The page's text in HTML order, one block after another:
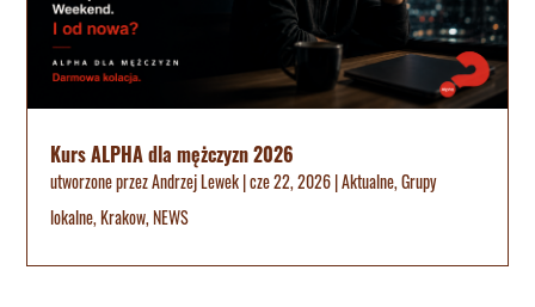
Kurs ALPHA dla mężczyzn 2026
utworzone przezAndrzej Lewek|cze 22, 2026|Aktualne,Grupy
lokalne,Krakow,NEWS